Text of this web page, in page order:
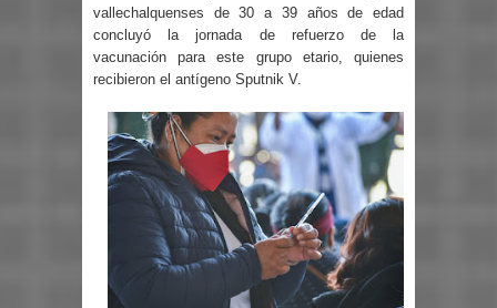
vallechalquenses de 30 a 39 años de edad
concluyó la jornada de refuerzo de la
vacunación para este grupo etario, quienes
recibieron el antígeno Sputnik V.